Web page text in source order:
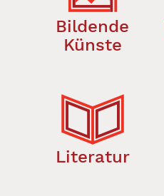
Bildende
Künste
Literatur